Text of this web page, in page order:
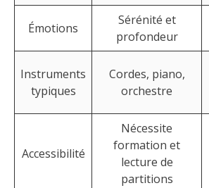
Émotions
Sérénité et
profondeur
Instruments
typiques
Cordes, piano,
orchestre
Accessibilité
Nécessite
formation et
lecture de
partitions